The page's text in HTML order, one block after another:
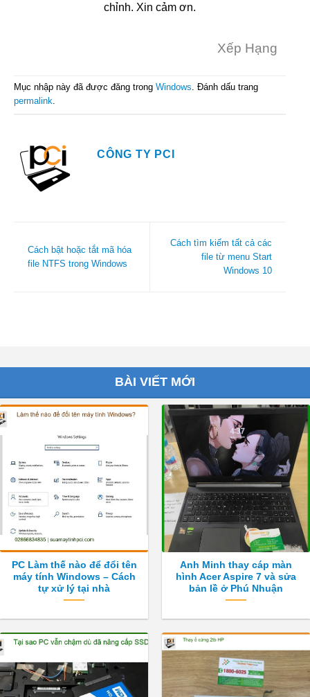
chỉnh. Xin cảm ơn.
Xếp Hạng
Mục nhập này đã được đăng trong Windows. Đánh dấu trang
permalink.
CÔNG TY PCI
Cách bật hoặc tắt mã hóa
file NTFS trong Windows
Cách tìm kiếm tất cả các
file từ menu Start
Windows 10
BÀI VIẾT MỚI
PC Làm thế nào để đổi tên
máy tính Windows – Cách
tự xử lý tại nhà
Anh Minh thay cáp màn
hình Acer Aspire 7 và sửa
bản lề ở Phú Nhuận